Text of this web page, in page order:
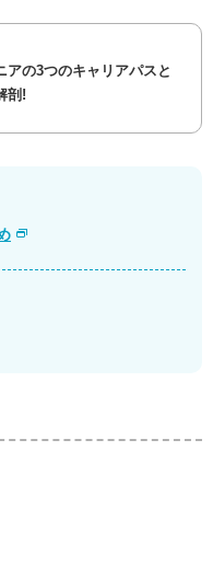
アの3つのキャリアパスと
剖!